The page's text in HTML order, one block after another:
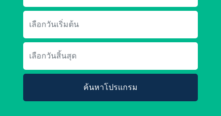
ค้นหาโปรแกรม